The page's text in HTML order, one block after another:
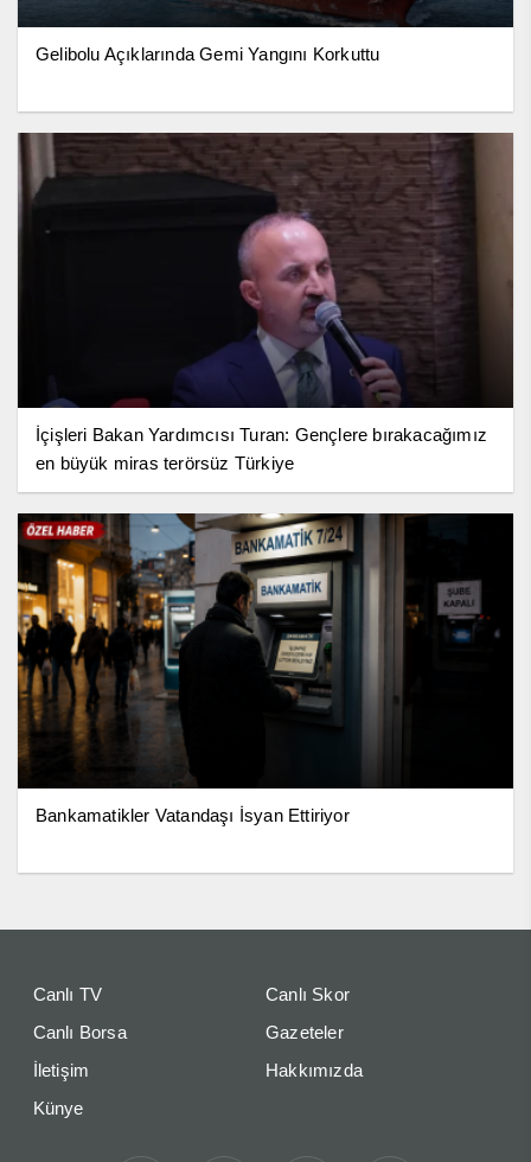
Gelibolu Açıklarında Gemi Yangını Korkuttu
İçişleri Bakan Yardımcısı Turan: Gençlere bırakacağımız
en büyük miras terörsüz Türkiye
Bankamatikler Vatandaşı İsyan Ettiriyor
Canlı TV
Canlı Skor
Canlı Borsa
Gazeteler
İletişim
Hakkımızda
Künye